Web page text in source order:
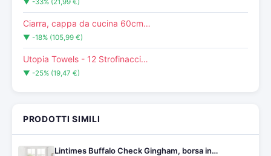
▼ -33% (21,99 €)
Ciarra, cappa da cucina 60cm…
▼ -18% (105,99 €)
Utopia Towels - 12 Strofinacci…
▼ -25% (19,47 €)
PRODOTTI SIMILI
Lintimes Buffalo Check Gingham, borsa in…